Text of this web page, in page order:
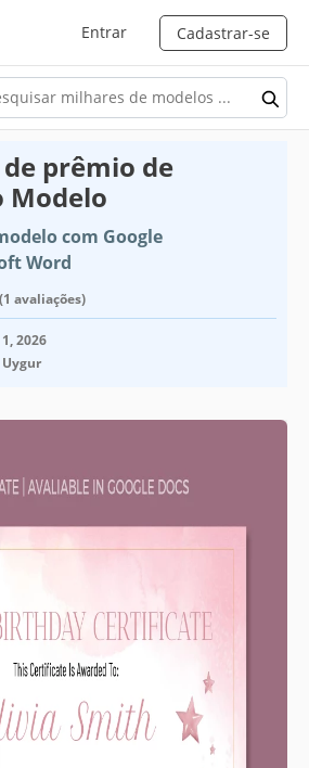
Entrar Cadastrar-se
prêmio de
Modelo
com Google
Word
avaliações)
2026